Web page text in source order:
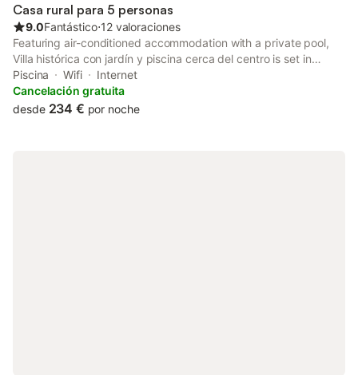
Casa rural para 5 personas
9.0Fantástico⋅12 valoraciones
Featuring air-conditioned accommodation with a private pool,
Villa histórica con jardín y piscina cerca del centro is set in
Granada. This property offers access to a balcony, free private
parking and free WiFi.
Piscina Wifi
Internet
Cancelación gratuita
desde 234 € por noche